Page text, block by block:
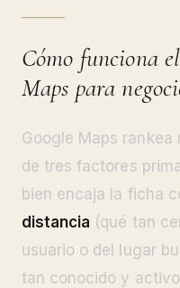
Cómo funciona
Maps para
Google Maps
de tres factores
bien encaja la ficha
distancia (qué tan
usuario o del lugar
tan conocido y